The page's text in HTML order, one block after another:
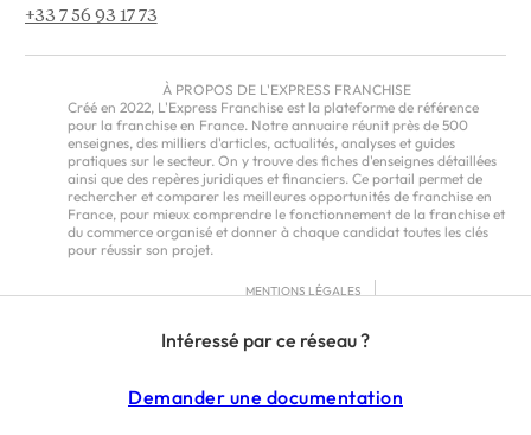
Intéressé par ce réseau ?
Demander une documentation
+33 7 56 93 17 73
À PROPOS DE L'EXPRESS FRANCHISE
Créé en 2022, L'Express Franchise est la plateforme de référence
pour la franchise en France. Notre annuaire réunit près de 500
enseignes, des milliers d'articles, actualités, analyses et guides
pratiques sur le secteur. On y trouve des fiches d'enseignes détaillées
ainsi que des repères juridiques et financiers. Ce portail permet de
rechercher et comparer les meilleures opportunités de franchise en
France, pour mieux comprendre le fonctionnement de la franchise et
du commerce organisé et donner à chaque candidat toutes les clés
pour réussir son projet.
MENTIONS LÉGALES
CGU